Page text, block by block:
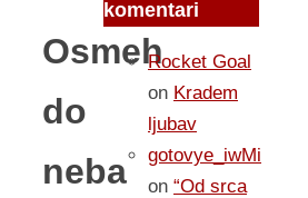
Osmeh
do
neba
komentari
Rocket Goal
on Kradem
ljubav
gotovye_iwMi
on “Od srca